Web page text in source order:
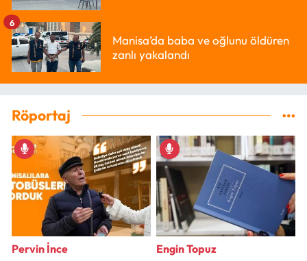
Manisa’da baba ve oğlunu öldüren
zanlı yakalandı
6
Röportaj
Pervin İnce
Engin Topuz